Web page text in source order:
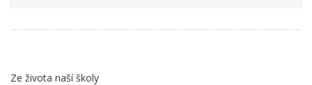
Ze života naší školy